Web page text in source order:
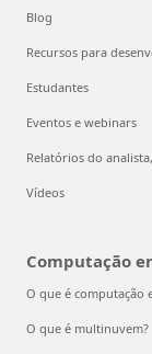
Blog
Recursos para
Estudantes
Eventos e webinars
Relatórios do
Vídeos
Computação
O que é computação
O que é multinuvem?